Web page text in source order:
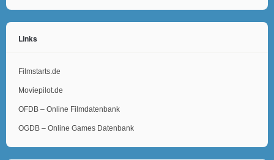
Links
Filmstarts.de
Moviepilot.de
OFDB – Online Filmdatenbank
OGDB – Online Games Datenbank